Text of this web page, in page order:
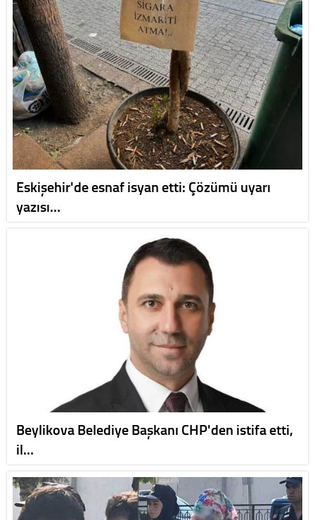
Eskişehir'de esnaf isyan etti: Çözümü uyarı
yazısı…
Beylikova Belediye Başkanı CHP'den istifa etti,
il…